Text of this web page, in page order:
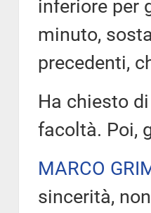
inferiore per
minuto,
precedenti,
Ha chiesto
facoltà. Poi,
MARCO
sincerità,